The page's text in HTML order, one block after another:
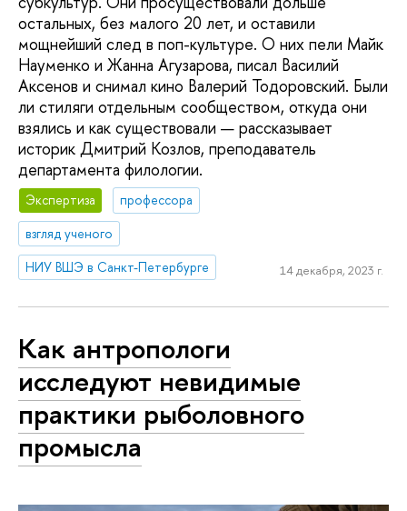
остальных, без малого 20 лет, и оставили
мощнейший след в поп-культуре. О них пели Майк
Науменко и Жанна Агузарова, писал Василий
Аксенов и снимал кино Валерий Тодоровский. Были
ли стиляги отдельным сообществом, откуда они
взялись и как существовали — рассказывает
историк Дмитрий Козлов, преподаватель
департамента филологии.
Экспертиза
профессора
взгляд ученого
НИУ ВШЭ в Санкт-Петербурге
14 декабря, 2023 г.
Как антропологи
исследуют невидимые
практики рыболовного
промысла